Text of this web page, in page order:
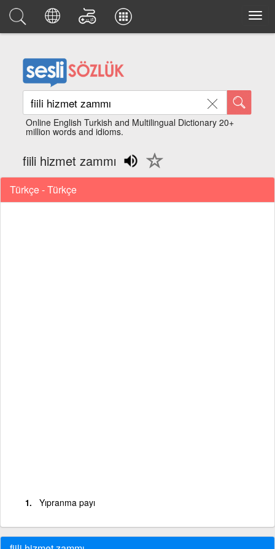
Online English Turkish and Multilingual Dictionary 20+
million words and idioms.
fiili hizmet zammı
Türkçe - Türkçe
Yıpranma payı